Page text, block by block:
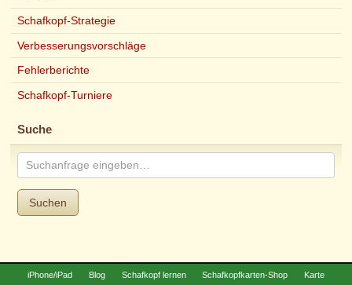
Schafkopf-Strategie
Verbesserungsvorschläge
Fehlerberichte
Schafkopf-Turniere
Suche
Suchen
iPhone/iPad Blog Schafkopf lernen Schafkopfkarten-Shop Karte